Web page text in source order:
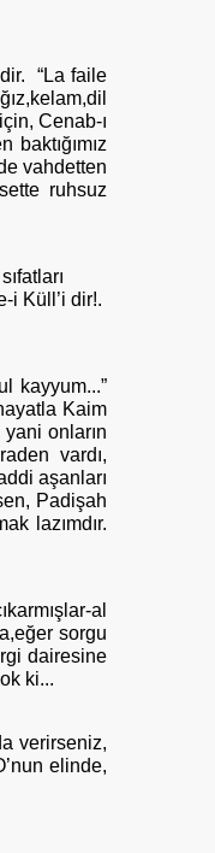
“La faile
Cenab-ı
vahdetten
ruhsuz
i Küll’i dir!.
kayyum...”
Kaim
onların
vardı,
aşanları
Padişah
lazımdır.
al
sorgu
dairesine
ki...
verirseniz,
elinde,